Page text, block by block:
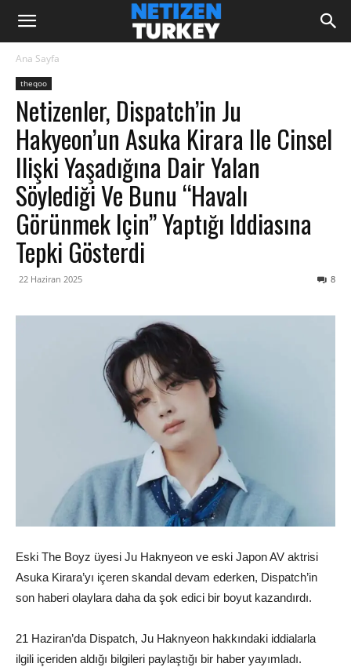
Ana Sayfa
theqoo
Netizenler, Dispatch’in Ju
Hakyeon’un Asuka Kirara Ile Cinsel
Ilişki Yaşadığına Dair Yalan
Söylediği Ve Bunu “havalı
Görünmek Için” Yaptığı Iddiasına
Tepki Gösterdi
22 Haziran 2025 8
Eski The Boyz üyesi Ju Haknyeon ve eski Japon AV aktrisi
Asuka Kirara’yı içeren skandal devam ederken, Dispatch’in
son haberi olaylara daha da şok edici bir boyut kazandırdı.
21 Haziran’da Dispatch, Ju Haknyeon hakkındaki iddialarla
ilgili içeriden aldığı bilgileri paylaştığı bir haber yayımladı.